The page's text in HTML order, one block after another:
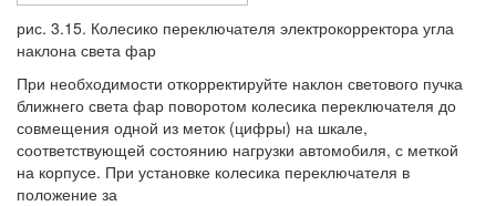
рис. 3.15. Колесико переключателя электрокорректора угла
наклона света фар
При необходимости откорректируйте наклон светового пучка
ближнего света фар поворотом колесика переключателя до
совмещения одной из меток (цифры) на шкале,
соответствующей состоянию нагрузки автомобиля, с меткой
на корпусе. При установке колесика переключателя в
положение за